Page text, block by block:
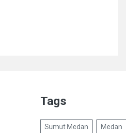
Tags
Sumut Medan Medan